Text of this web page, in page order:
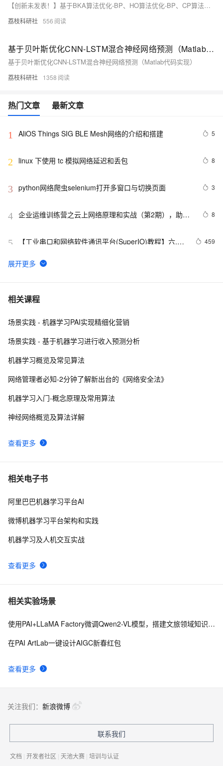
【创新未发表！】基于BKA算法优化-BP、HO算法优化-BP、CP算法优化-BP、GOOSE算法优化-BP、NRBO算法优化-BP神经网络回归预测比较研究（Matlab代码）
荔枝科研社 556
基于贝叶斯优化CNN-LSTM混合神经网络预测（Matlab代码实现）
基于贝叶斯优化CNN-LSTM混合神经网络预测（Matlab代码实现）
荔枝科研社 1358
热门文章 最新文章
1 AliOS Things SIG BLE Mesh网络的介绍和搭建 5
2 linux 下使用 tc 模拟网络延迟和丢包 8
3 python网络爬虫selenium打开多窗口与切换页面 3
4 企业运维训练营之云上网络原理和实战（第2期），助力
8
5
【工业串口和网络软件通讯平台(SuperIO)教程】六.二
459
6
什么是蜜罐，在当前网络安全形势下，蜜罐能提供哪些帮
7 网络编程懒人入门(十四)：到底什么是Socket？一文即
8 网络编程socket
1027、深入理解计算机系统笔记，网络编程
相关课程
查看更多
场景实践 - 机器学习PAI实现精细化营销
场景实践 - 基于机器学习进行收入预测分析
机器学习概览及常见算法
网络管理者必知-2分钟了解新出台的《网络安全法》
机器学习入门-概念原理及常用算法
神经网络概览及算法详解
相关电子书
查看更多
阿里巴巴机器学习平台AI
微博机器学习平台架构和实践
机器学习及人机交互实战
相关实验场景
查看更多
使用PAI+LLaMA Factory微调Qwen2-VL模型，搭建文旅领域知识问答机器人
在PAI ArtLab一键设计AIGC新春红包
关注我们： 新浪微博
联系我们
文档 | 开发者社区 | 天池大赛 | 培训与认证